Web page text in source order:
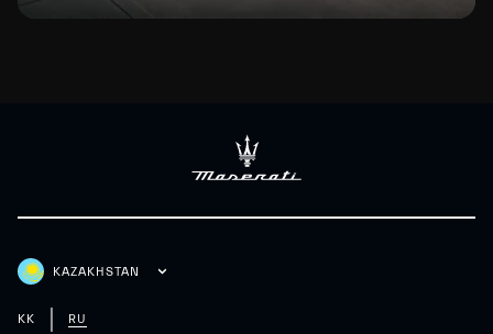
KAZAKHSTAN
KK RU